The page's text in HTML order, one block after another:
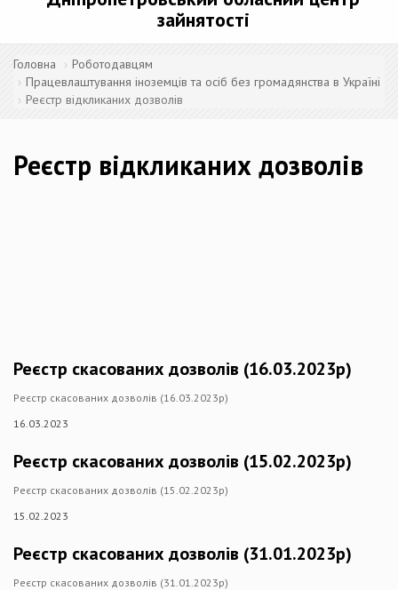
зайнятості
Головна
Роботодавцям
Працевлаштування іноземців та осіб без громадянства в Україні
Реєстр відкликаних дозволів
Реєстр відкликаних дозволів
Реєстр скасованих дозволів (16.03.2023р)
Реєстр скасованих дозволів (16.03.2023р)
16.03.2023
Реєстр скасованих дозволів (15.02.2023р)
Реєстр скасованих дозволів (15.02.2023р)
15.02.2023
Реєстр скасованих дозволів (31.01.2023р)
Реєстр скасованих дозволів (31.01.2023р)